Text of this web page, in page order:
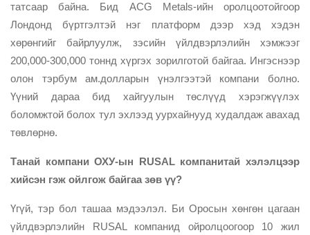
татсаар байна. Бид ACG Metals-ийн оролцоотойгоор
Лондонд бүртгэлтэй нэг платформ дээр хэд хэдэн
хөрөнгийг байрлуулж, зэсийн үйлдвэрлэлийн хэмжээг
200,000-300,000 тоннд хүргэх зорилготой байгаа. Ингэснээр
олон тэрбум ам.долларын үнэлгээтэй компани болно.
Үүний дараа бид хайгуулын төслүүд хэрэгжүүлэх
боломжтой болох тул эхлээд уурхайнууд худалдаж авахад
төвлөрнө.
Танай компани ОХУ-ын RUSAL компанитай хэлэлцээр
хийсэн гэж ойлгож байгаа зөв үү?
Үгүй, тэр бол ташаа мэдээлэл. Би Оросын хөнгөн цагаан
үйлдвэрлэлийн RUSAL компанид ойролцоогоор 10 жил